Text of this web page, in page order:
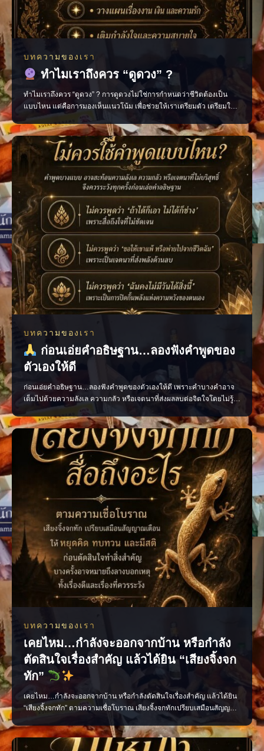
บทความของเรา
ทำไมเราถึงควร “ดูดวง” ?
ทำไมเราถึงควร “ดูดวง” ? การดูดวงไม่ใช่การกำหนดว่าชีวิตต้องเป็น
แบบไหน แต่คือการมองเห็นแนวโน้ม เพื่อช่วยให้เราเตรียมตัว เตรียมใจ
และตัดสินใจได้อย่างมีสติมากขึ้น มองเห็นจังหวะสำคัญของชีวิต วางแผน
เรื่องงาน การเงิน และความรัก เติมกำลังใจในวันที่รู้สึกสับสน ช่วยให้เดิน
หน้าต่อได้อย่างมั่นใจ เพราะเมื่อเรารู
บทความของเรา
ก่อนเอ่ยคำอธิษฐาน…ลองฟังคำพูดของ
ตัวเองให้ดี
ก่อนเอ่ยคำอธิษฐาน…ลองฟังคำพูดของตัวเองให้ดี เพราะคำบางคำอาจ
เต็มไปด้วยความลังเล ความกลัว หรือเจตนาที่ส่งผลลบต่อจิตใจโดยไม่รู้
ตัว ควรอธิษฐานด้วยถ้อยคำที่ชัดเจน สุภาพ และเปี่ยมด้วยเจตนาดี เพื่อให้
ใจของเรามั่นคงและพร้อมก้าวไปสู่สิ่งที่ปรารถนา แล้วคุณเคยเผลอใช้คำ
พูดแบบไหนเวลาอธิษฐานบ้าง? #คำอธิษฐาน #พลัง
บทความของเรา
เคยไหม…กำลังจะออกจากบ้าน หรือกำลัง
ตัดสินใจเรื่องสำคัญ แล้วได้ยิน “เสียงจิ้งจก
ทัก”
เคยไหม…กำลังจะออกจากบ้าน หรือกำลังตัดสินใจเรื่องสำคัญ แล้วได้ยิน
“เสียงจิ้งจกทัก” ตามความเชื่อโบราณ เสียงจิ้งจกทักเปรียบเสมือนสัญญาณ
เตือนให้เราหยุดคิด ทบทวน และมีสติก่อนลงมือทำ บางครั้งอาจเป็นลาง
บอกเหตุ ทั้งเรื่องดีและเรื่องที่ควรระวัง แต่ไม่ว่าจะเชื่อมากน้อยเพียงใด สิ่ง
สำคัญที่สุดคือ “อย่าประมาท” แ